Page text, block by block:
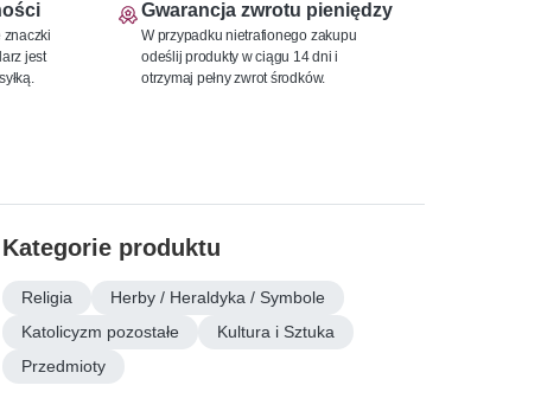
znaczki
jest
Gwarancja zwrotu pieniędzy
W przypadku nietrafionego zakupu
odeślij produkty w ciągu 14 dni i
otrzymaj pełny zwrot środków.
Kategorie produktu
Religia
Herby / Heraldyka / Symbole
Katolicyzm pozostałe
Kultura i Sztuka
Przedmioty